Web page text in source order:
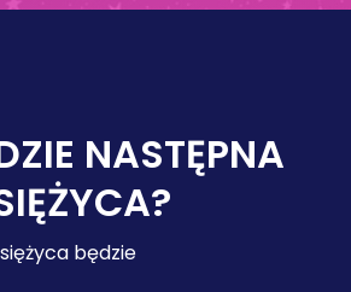
NASTĘPNA
będzie